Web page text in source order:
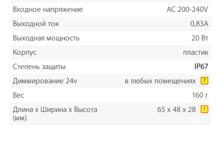
Входное напряжение
AC 200-240V
Выходной ток
0,83A
Выходная мощность
20 Вт
Корпус
пластик
Степень защиты
IP67
Диммирование 24v
в любых помещениях ?
Вес
160 г
Длина х Ширина х Высота
(мм)
65 х 48 х 28 !